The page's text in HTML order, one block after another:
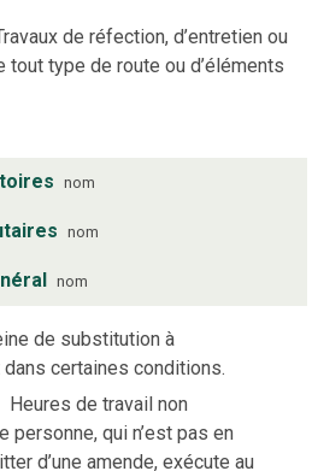
de réfection, d’entretien ou
tout type de route ou d’éléments
nom
nom
nom
de substitution à
dans certaines conditions.
Heures de travail non
personne, qui n’est pas en
d’une amende, exécute au